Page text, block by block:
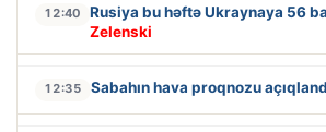
12:40 Rusiya bu həftə Ukraynaya 56
Zelenski
12:35 Sabahın hava proqnozu